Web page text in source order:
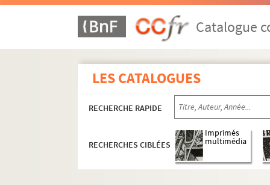
Catalogue
LES CATALOGUES
RECHERCHE RAPIDE
RECHERCHES CIBLÉES
Imprimés
multimédia
16e arrondissement
Cirque national Alexis Grüss
Auditorium Jean de la Fontaine
Église réformée d'Auteuil